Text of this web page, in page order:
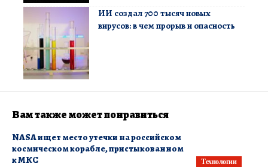
ИИ создал 700 тысяч новых
вирусов: в чем прорыв и опасность
Вам также может понравиться
Технологии
NASA ищет место утечки на российском
космическом корабле, пристыкованном
к МКС